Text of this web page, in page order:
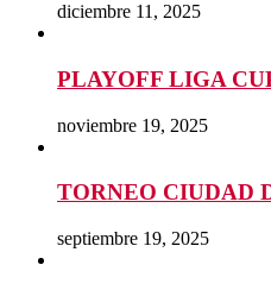
diciembre 11, 2025
PLAYOFF LIGA
noviembre 19, 2025
TORNEO CIUDAD
septiembre 19, 2025